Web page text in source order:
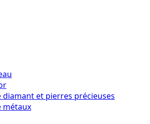
diamant et pierres précieuses
métaux